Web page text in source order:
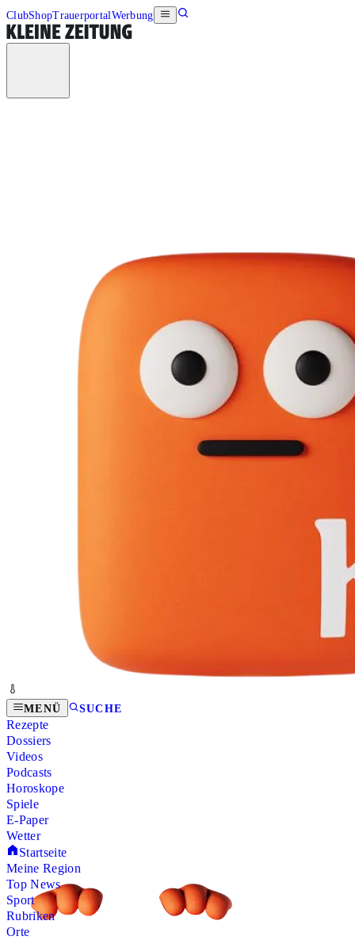
ClubShopTrauerportalWerbung
MENÜ SUCHE
Rezepte
Dossiers
Videos
Podcasts
Horoskope
Spiele
E-Paper
Wetter
Startseite
Meine Region
Top News
Sport
Rubriken
Orte